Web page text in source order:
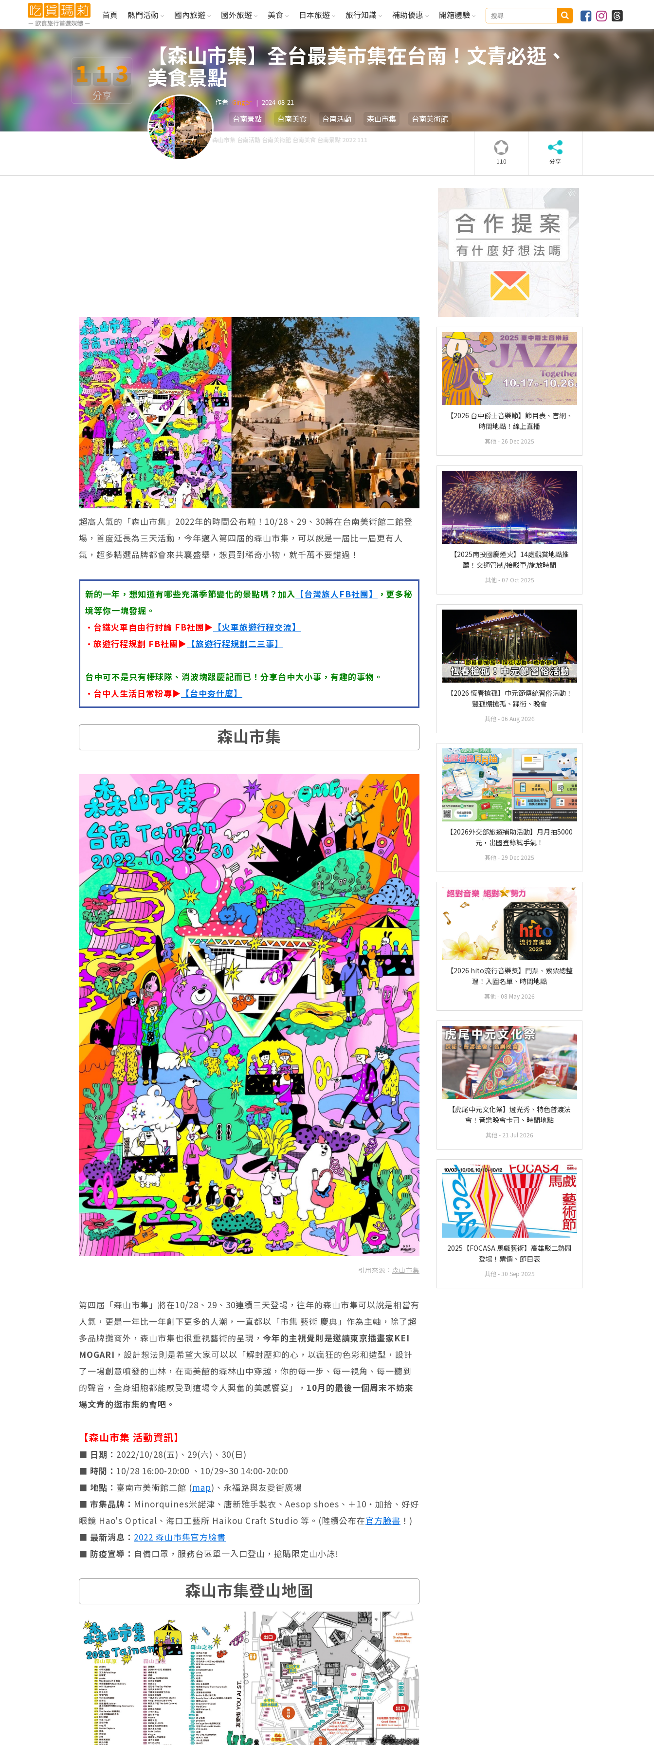
首頁 熱門活動 國內旅遊 國外旅遊 美食 日本旅遊 旅行知識 補助優惠 開箱體驗
1 1 3
分享
【森山市集】全台最美市集在台南！文青必逛、
美食景點
作者 Ginger | 2024-08-21
台南景點 台南美食 台南活動 森山市集 台南美術館
森山市集 台南活動 台南美術館 台南美食 台南景點 2022 111
110 分享
【2026 台中爵士音樂節】節目表、官網、
時間地點！線上直播
其他 - 26 Dec 2025
【2025南投國慶煙火】14處觀賞地點推
薦！交通管制/接駁車/施放時間
其他 - 07 Oct 2025
【2026 恆春搶孤】中元節傳統習俗活動！
豎孤棚搶孤、踩街、晚會
其他 - 06 Aug 2026
【2026外交部旅遊補助活動】月月抽5000
元，出國登錄試手氣！
其他 - 29 Dec 2025
【2026 hito流行音樂獎】門票、索票總整
理！入圍名單、時間地點
其他 - 08 May 2026
【虎尾中元文化祭】燈光秀、特色普渡法
會！音樂晚會卡司、時間地點
其他 - 21 Jul 2026
2025【FOCASA 馬戲藝術】高雄駁二熱鬧
登場！票價、節目表
其他 - 30 Sep 2025
超高人氣的「森山市集」2022年的時間公布啦！10/28、29、30將在台南美術館二館登
場，首度延長為三天活動，今年邁入第四屆的森山市集，可以說是一屆比一屆更有人
氣，超多精選品牌都會來共襄盛舉，想買到稀奇小物，就千萬不要錯過！
新的一年，想知道有哪些充滿季節變化的景點嗎？加入 【台灣旅人FB社團】
，更多秘
境等你一塊發掘。
•台鐵火車自由行討論 FB社團▶ 【火車旅遊行程交流】
•旅遊行程規劃 FB社團▶ 【旅遊行程規劃二三事】
台中可不是只有棒球隊、消波塊跟慶記而已！分享台中大小事，有趣的事物。
•台中人生活日常粉專▶ 【台中夯什麼】
森山市集
引用來源： 森山市集
第四屆「森山市集」將在10/28、29、30連續三天登場，往年的森山市集可以說是相當有
人氣，更是一年比一年創下更多的人潮，一直都以「市集 藝術 慶典」作為主軸，除了超
多品牌攤商外，森山市集也很重視藝術的呈現， 今年的主視覺則是邀請東京插畫家KEI
MOGARI ，設計想法則是希望大家可以以「解封壓抑的心，以瘋狂的色彩和造型，設計
了一場創意噴發的山林，在南美館的森林山中穿越，你的每一步、每一視角、每一聽到
的聲音，全身細胞都能感受到這場令人興奮的美感饗宴」， 10月的最後一個周末不妨來
場文青的逛市集約會吧。
【森山市集 活動資訊】
■ 日期： 2022/10/28(五)、29(六)、30(日)
■ 時間： 10/28 16:00-20:00 、10/29~30 14:00-20:00
■ 地點： 臺南市美術館二館 (map)、永福路與友愛街廣場
■ 市集品牌： Minorquines米諾津、唐新雅手製衣、Aesop shoes、＋10・加拾、好好
眼鏡 Hao's Optical、海口工藝所 Haikou Craft Studio 等。(陸續公布在官方臉書 ！)
■ 最新消息： 2022 森山市集官方臉書
■ 防疫宣導： 自備口罩，服務台區單一入口登山，搶購限定山小誌!
森山市集登山地圖